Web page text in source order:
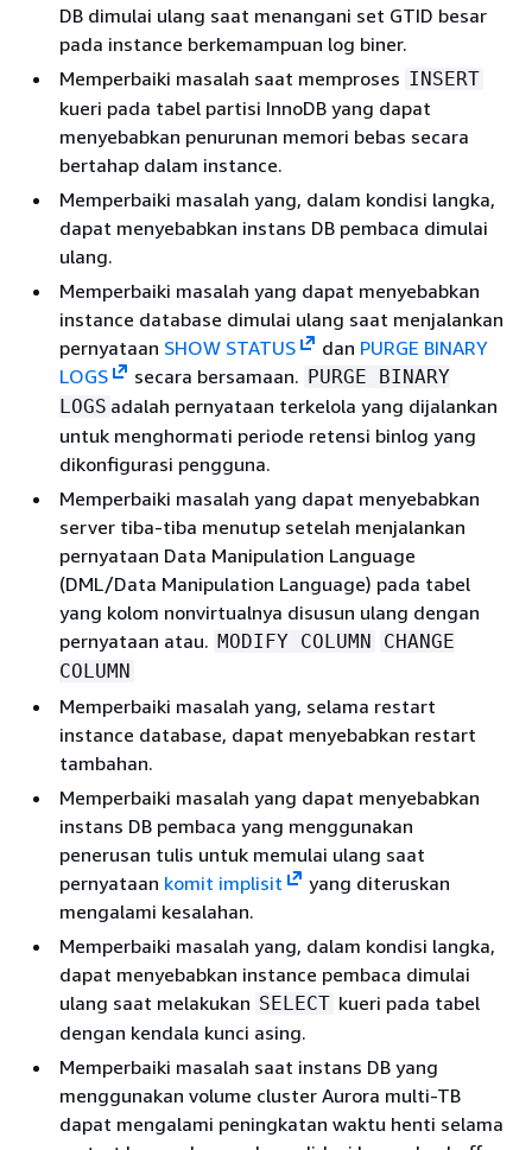
DB dimulai ulang saat menangani set GTID besar
pada instance berkemampuan log biner.
Memperbaiki masalah saat memproses INSERT
kueri pada tabel partisi InnoDB yang dapat
menyebabkan penurunan memori bebas secara
bertahap dalam instance.
Memperbaiki masalah yang, dalam kondisi langka,
dapat menyebabkan instans DB pembaca dimulai
ulang.
Memperbaiki masalah yang dapat menyebabkan
instance database dimulai ulang saat menjalankan
pernyataan SHOW STATUS dan PURGE BINARY
LOGS
secara bersamaan. PURGE BINARY
LOGS adalah pernyataan terkelola yang dijalankan
untuk menghormati periode retensi binlog yang
dikonfigurasi pengguna.
Memperbaiki masalah yang dapat menyebabkan
server tiba-tiba menutup setelah menjalankan
pernyataan Data Manipulation Language
(DML/Data Manipulation Language) pada tabel
yang kolom nonvirtualnya disusun ulang dengan
pernyataan atau. MODIFY COLUMN
CHANGE
COLUMN
Memperbaiki masalah yang, selama restart
instance database, dapat menyebabkan restart
tambahan.
Memperbaiki masalah yang dapat menyebabkan
instans DB pembaca yang menggunakan
penerusan tulis untuk memulai ulang saat
pernyataan komit implisit
yang diteruskan
mengalami kesalahan.
Memperbaiki masalah yang, dalam kondisi langka,
dapat menyebabkan instance pembaca dimulai
ulang saat melakukan SELECT kueri pada tabel
dengan kendala kunci asing.
Memperbaiki masalah saat instans DB yang
menggunakan volume cluster Aurora multi-TB
dapat mengalami peningkatan waktu henti selama